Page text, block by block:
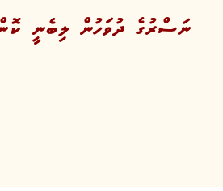
ނަސްރުގެ ދުވަހުން ލިބެނީ